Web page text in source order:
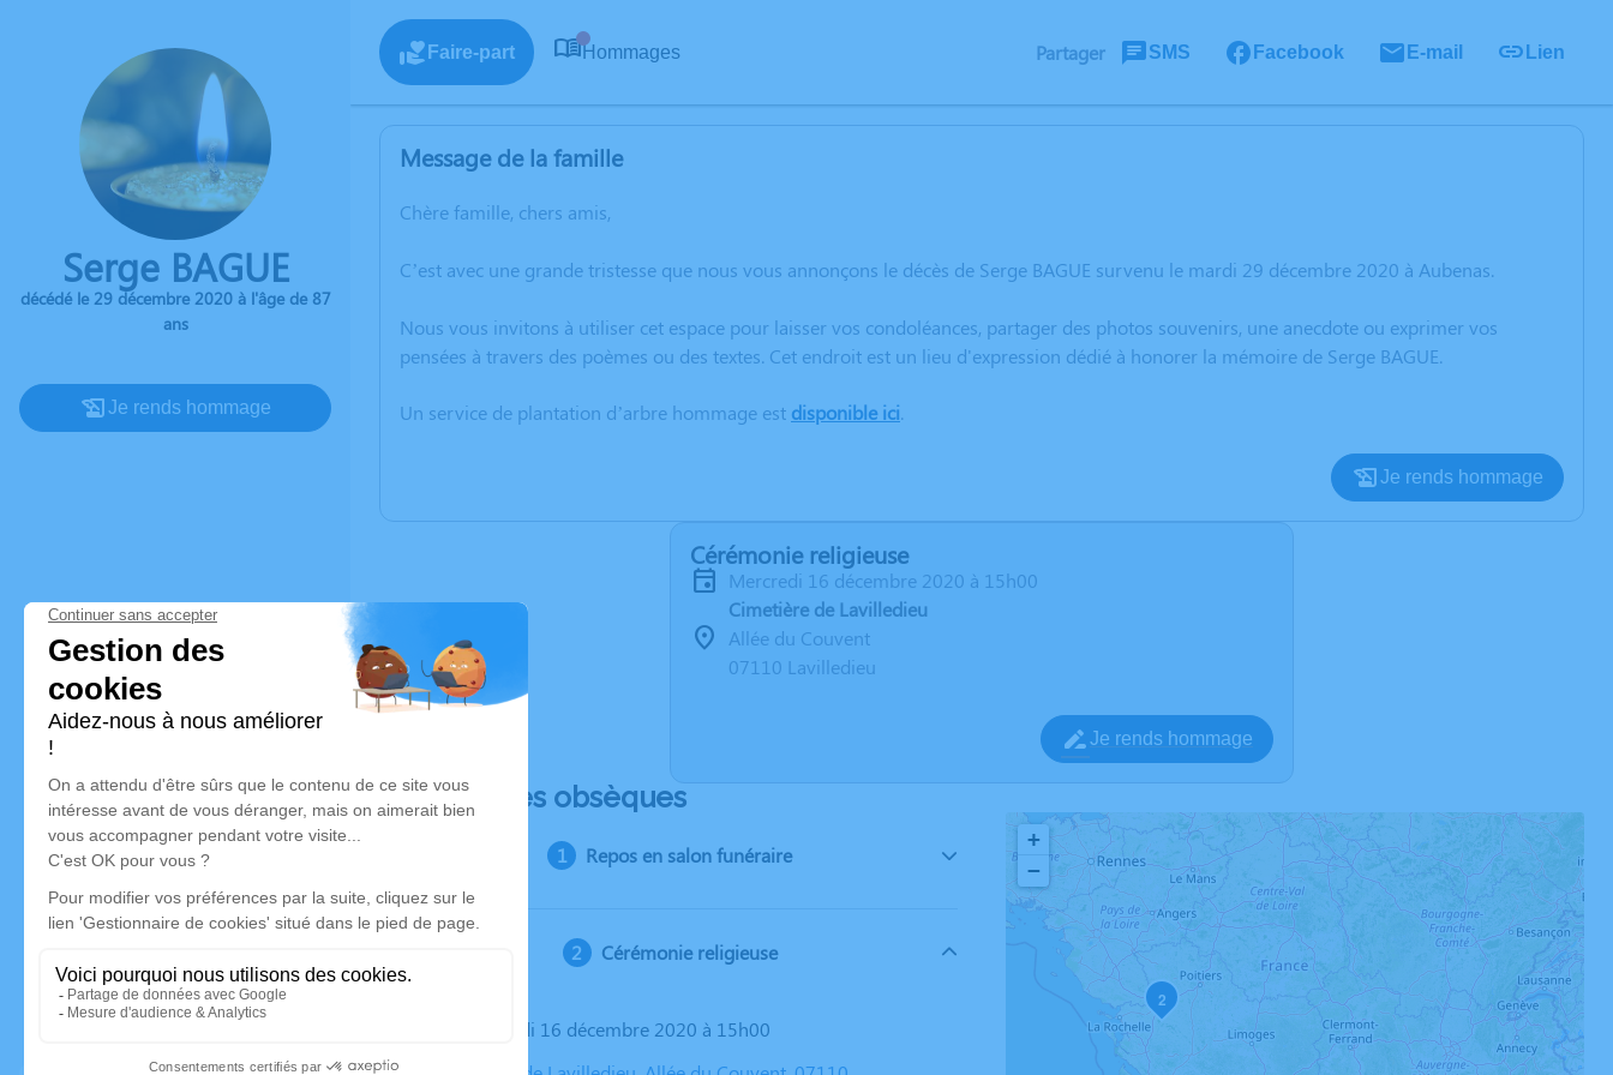
Serge BAGUE
décédé le 29 décembre 2020 à l'âge de 87
ans
Je rends hommage
Faire-part Hommages Partager SMS Facebook E-mail Lien
Message de la famille
Chère famille, chers amis,
C’est avec une grande tristesse que nous vous annonçons le décès de Serge BAGUE survenu le mardi 29 décembre 2020 à Aubenas.
Nous vous invitons à utiliser cet espace pour laisser vos condoléances, partager des photos souvenirs, une anecdote ou exprimer vos
pensées à travers des poèmes ou des textes. Cet endroit est un lieu d'expression dédié à honorer la mémoire de Serge BAGUE.
Un service de plantation d’arbre hommage est disponible ici.
Je rends hommage
Cérémonie religieuse
mercredi 16 décembre 2020 à 15h00
Cimetière de Lavilledieu
Allée du Couvent
07110 Lavilledieu
Je rends hommage
Déroulé des obsèques
Repos en salon funéraire
Cérémonie religieuse
Le mercredi 16 décembre 2020 à 15h00
2
+
−